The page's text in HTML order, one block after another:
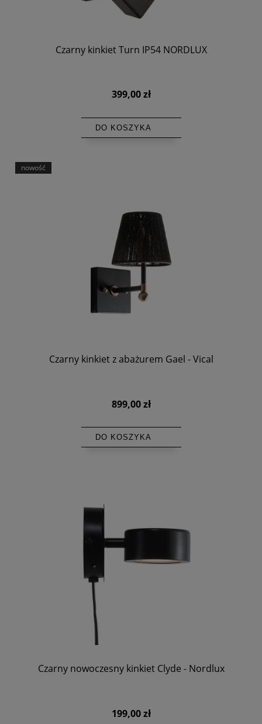
Czarny kinkiet Turn IP54 NORDLUX
399,00 zł
DO KOSZYKA
Czarny kinkiet z abażurem Gael - Vical
899,00 zł
DO KOSZYKA
nowość
Czarny nowoczesny kinkiet Clyde - Nordlux
199,00 zł